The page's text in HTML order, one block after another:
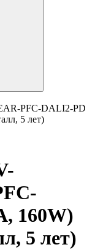
PFC-DALI2-PD
5 лет)
160W)
5 лет)